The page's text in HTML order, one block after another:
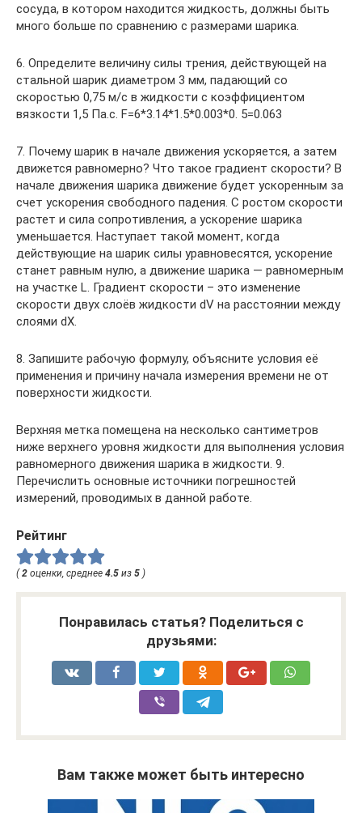
сосуда, в котором находится жидкость, должны быть
много больше по сравнению с размерами шарика.
6. Определите величину силы трения, действующей на
стальной шарик диаметром 3 мм, падающий со
скоростью 0,75 м/с в жидкости с коэффициентом
вязкости 1,5 Па.с. F=6*3.14*1.5*0.003*0. 5=0.063
7. Почему шарик в начале движения ускоряется, а затем
движется равномерно? Что такое градиент скорости? В
начале движения шарика движение будет ускоренным за
счет ускорения свободного падения. С ростом скорости
растет и сила сопротивления, а ускорение шарика
уменьшается. Наступает такой момент, когда
действующие на шарик силы уравновесятся, ускорение
станет равным нулю, а движение шарика — равномерным
на участке L. Градиент скорости – это изменение
скорости двух слоёв жидкости dV на расстоянии между
слоями dX.
8. Запишите рабочую формулу, объясните условия её
применения и причину начала измерения времени не от
поверхности жидкости.
Верхняя метка помещена на несколько сантиметров
ниже верхнего уровня жидкости для выполнения условия
равномерного движения шарика в жидкости. 9.
Перечислить основные источники погрешностей
измерений, проводимых в данной работе.
Рейтинг
( 2 оценки, среднее 4.5 из 5 )
Понравилась статья? Поделиться с
друзьями:
Вам также может быть интересно